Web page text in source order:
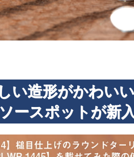
い造形がかわい
ースポットが新